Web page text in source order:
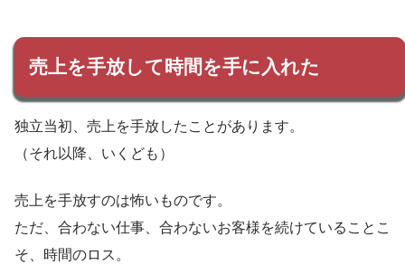
売上を手放して時間を手に入れた
独立当初、売上を手放したことがあります。
（それ以降、いくども）
売上を手放すのは怖いものです。
ただ、合わない仕事、合わないお客様を続けていることこ
そ、時間のロス。